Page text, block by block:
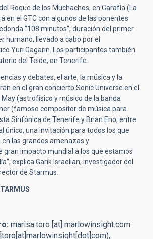
Roque de los Muchachos, en Garafía (La
en el GTC con algunos de las ponentes
“108 minutos”, duración del primer
humano, llevado a cabo por el
Yuri Gagarin. Los participantes también
del Teide, en Tenerife.
y debates, el arte, la música y la
en el gran concierto Sonic Universe en el
(astrofísico y músico de la banda
(famoso compositor de música para
Sinfónica de Tenerife y Brian Eno, entre
único, una invitación para todos los que
las grandes amenazas y
gran impacto mundial a los que estamos
explica Garik Israelian, investigador del
de Starmus.
marisa.toro [at] marlowinsight.com
,